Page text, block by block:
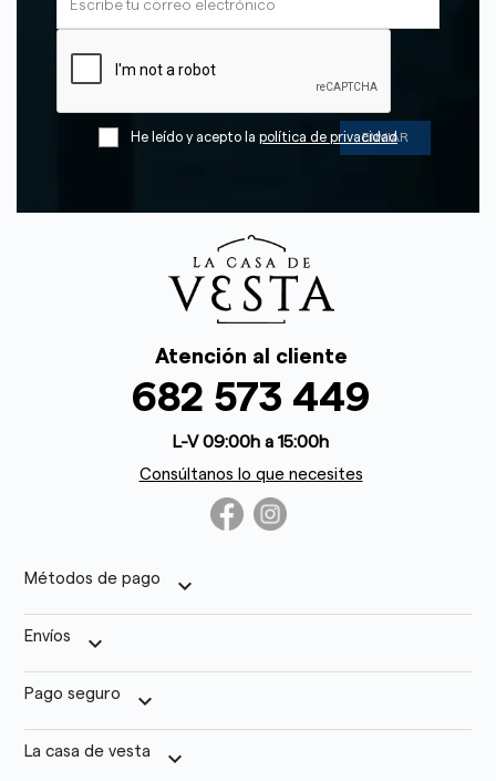
He leído y acepto la política de privacidad
Atención al cliente
682 573 449
L-V 09:00h a 15:00h
Consúltanos lo que necesites
Métodos de pago keyboard_arrow_down
Envíos keyboard_arrow_down
Pago seguro keyboard_arrow_down
La casa de vesta keyboard_arrow_down